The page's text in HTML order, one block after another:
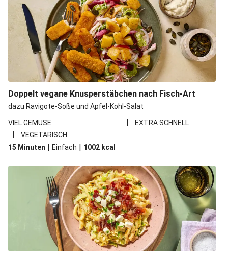
Doppelt vegane Knusperstäbchen nach Fisch-Art
dazu Ravigote-Soße und Apfel-Kohl-Salat
VIEL GEMÜSE
| EXTRA SCHNELL
|
VEGETARISCH
15 Minuten | Einfach | 1002 kcal